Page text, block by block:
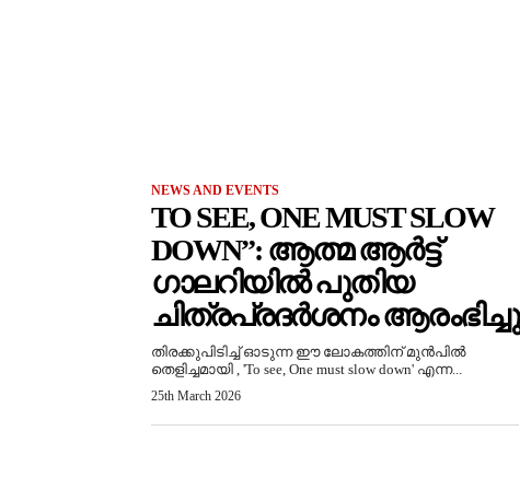
NEWS AND EVENTS
TO SEE, ONE MUST SLOW
DOWN”: ആത്മ ആർട്ട്
ഗാലറിയിൽ പുതിയ
ചിത്രപ്രദർശനം ആരംഭിച്ചു
തിരക്കുപിടിച്ച് ഓടുന്ന ഈ ലോകത്തിന് മുൻപിൽ
തെളിച്ചമായി , 'To see, One must slow down' എന്ന...
25th March 2026